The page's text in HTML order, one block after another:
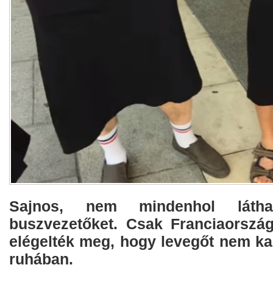
Sajnos, nem mindenhol
buszvezetőket. Csak
elégelték meg, hogy levegőt nem
ruhában.